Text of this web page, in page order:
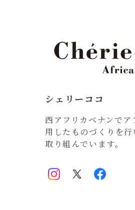
シェリーココ
西アフリカベナンで
用したものづくりを
取り組んでいます。